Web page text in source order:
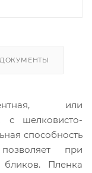
ДОКУМЕНТЫ
или
с шелковисто-
способность
при
Пленка